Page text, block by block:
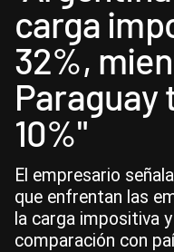
carga
32%,
Paraguay
10%"
El empresario
que enfrentan las
la carga impositiva
comparación con